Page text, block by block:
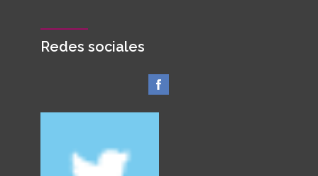
Redes sociales